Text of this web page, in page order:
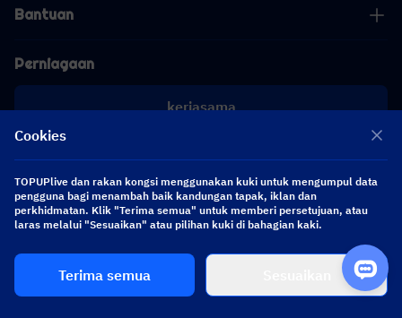
Bantuan
Perniagaan
kerjasama
[email protected]
Ikuti kami
Copyright 2026 SEA WHALE TECHNOLOGY PTE.LTD. All Rights Reserved.
Cookies
TOPUPlive dan rakan kongsi menggunakan kuki untuk mengumpul data
pengguna bagi menambah baik kandungan tapak, iklan dan
perkhidmatan. Klik "Terima semua" untuk memberi persetujuan, atau
laras melalui "Sesuaikan" atau pilihan kuki di bahagian kaki.
Terima semua